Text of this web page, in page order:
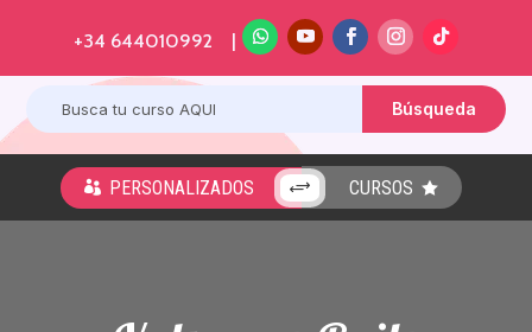
+34 644010992 |
 PERSONALIZADOS + CURSOS 